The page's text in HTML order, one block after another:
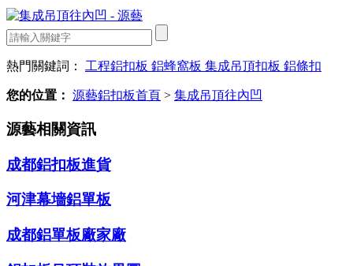
熱門關鍵詞： 工程鋁扣板 鋁蜂窩板 集成吊頂扣板 鋁條扣
您的位置： 源藝鋁扣板首頁 > 集成吊頂往內凹
源藝相關資訊
成都鋁扣板進貨
河津幕墻鋁單板
成都鋁單板廠家廠